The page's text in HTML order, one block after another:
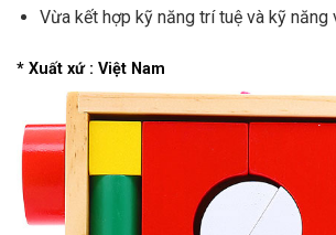
Vừa kết hợp kỹ năng trí tuệ và kỹ năng
* Xuất xứ : Việt Nam